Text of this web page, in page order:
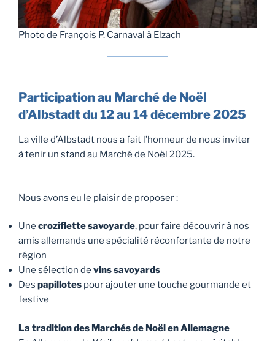
Photo de François P. Carnaval à Elzach
Participation au Marché de Noël
d’Albstadt du 12 au 14 décembre 2025
La ville d’Albstadt nous a fait l’honneur de nous inviter
à tenir un stand au Marché de Noël 2025.
Nous avons eu le plaisir de proposer :
Une croziflette savoyarde, pour faire découvrir à nos
amis allemands une spécialité réconfortante de notre
région
Une sélection de vins savoyards
Des papillotes pour ajouter une touche gourmande et
festive
La tradition des Marchés de Noël en Allemagne